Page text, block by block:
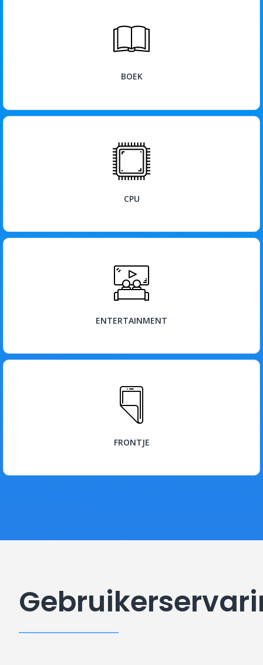
BOEK
BEKIJK
CPU
BEKIJK
ENTERTAINMENT
BEKIJK
FRONTJE
BEKIJK